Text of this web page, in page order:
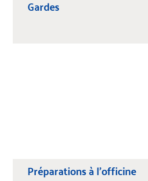
Gardes
Préparations à l'officine